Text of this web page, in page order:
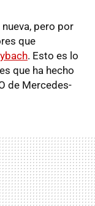
pero por
que
. Esto es lo
que ha hecho
de Mercedes-